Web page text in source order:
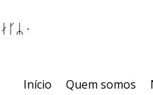
Início Quem somos
·